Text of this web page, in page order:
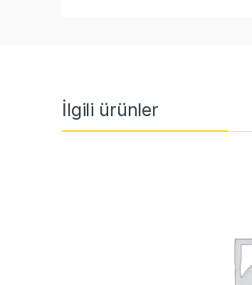
İlgili ürünler